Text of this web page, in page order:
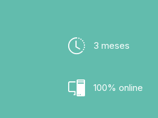
3 meses
100% online